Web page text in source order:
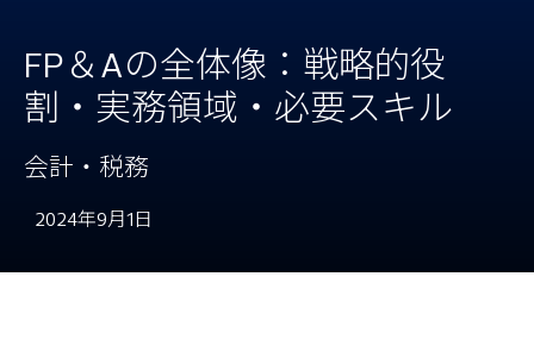
FP＆Aの全体像：戦略的役
割・実務領域・必要スキル
会計・税務
2024年9月1日